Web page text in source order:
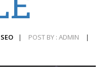
| POST BY : ADMIN
|